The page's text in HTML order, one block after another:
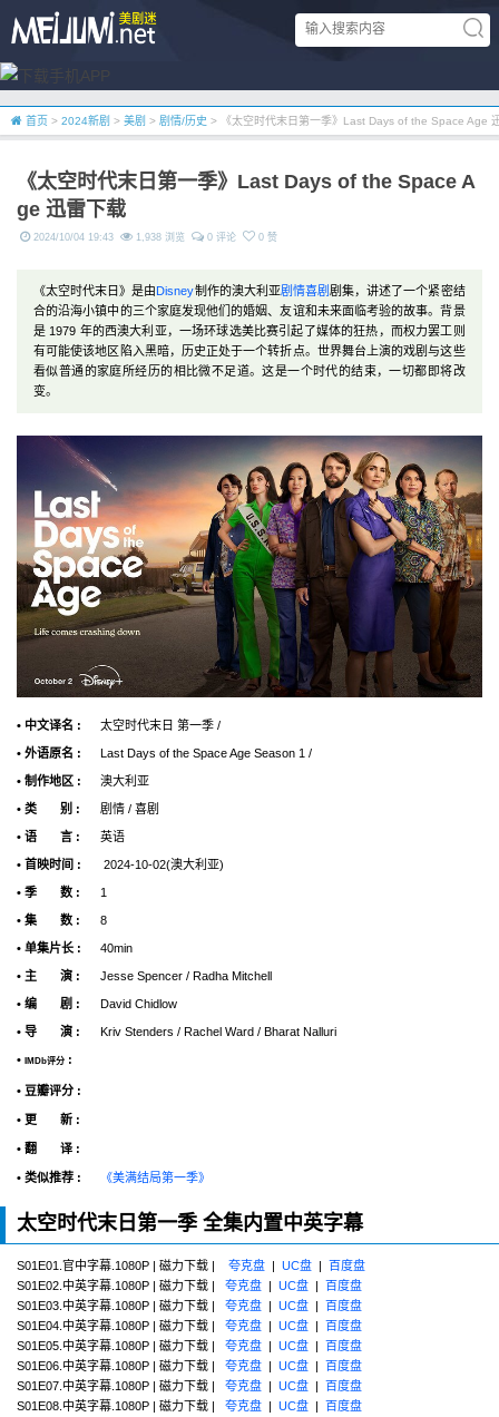
首页 > 2024新剧 > 美剧 > 剧情/历史 > 《太空时代末日第一季》Last Days of the Space Age
《太空时代末日第一季》Last Days of the Space A
ge 迅雷下载
2024/10/04 19:43 1,938 浏览 0 评论 0 赞
《太空时代末日》是由Disney制作的澳大利亚剧情喜剧剧集，讲述了一个紧密结
合的沿海小镇中的三个家庭发现他们的婚姻、友谊和未来面临考验的故事。背景
是 1979 年的西澳大利亚，一场环球选美比赛引起了媒体的狂热，而权力罢工则
有可能使该地区陷入黑暗，历史正处于一个转折点。世界舞台上演的戏剧与这些
看似普通的家庭所经历的相比微不足道。这是一个时代的结束，一切都即将改
变。
• 中文译名 : 太空时代末日 第一季 /
• 外语原名 : Last Days of the Space Age Season 1 /
• 制作地区 : 澳大利亚
• 类 别 : 剧情 / 喜剧
• 语 言 : 英语
• 首映时间 : 2024-10-02(澳大利亚)
• 季 数 : 1
• 集 数 : 8
• 单集片长 : 40min
• 主 演 : Jesse Spencer / Radha Mitchell
• 编 剧 : David Chidlow
• 导 演 : Kriv Stenders / Rachel Ward / Bharat Nalluri
• IMDb评分 :
• 豆瓣评分 :
• 更 新 :
• 翻 译 :
• 类似推荐 : 《美满结局第一季》
太空时代末日第一季 全集内置中英字幕
S01E01.官中字幕.1080P | 磁力下载 | 夸克盘 | UC盘 | 百度盘
S01E02.中英字幕.1080P | 磁力下载 | 夸克盘 | UC盘 | 百度盘
S01E03.中英字幕.1080P | 磁力下载 | 夸克盘 | UC盘 | 百度盘
S01E04.中英字幕.1080P | 磁力下载 | 夸克盘 | UC盘 | 百度盘
S01E05.中英字幕.1080P | 磁力下载 | 夸克盘 | UC盘 | 百度盘
S01E06.中英字幕.1080P | 磁力下载 | 夸克盘 | UC盘 | 百度盘
S01E07.中英字幕.1080P | 磁力下载 | 夸克盘 | UC盘 | 百度盘
S01E08.中英字幕.1080P | 磁力下载 | 夸克盘 | UC盘 | 百度盘